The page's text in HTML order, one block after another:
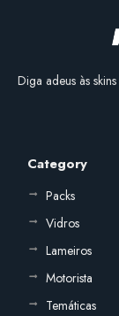
Diga adeus às
Category
Packs
Vidros
Lameiros
Motorista
Temáticas